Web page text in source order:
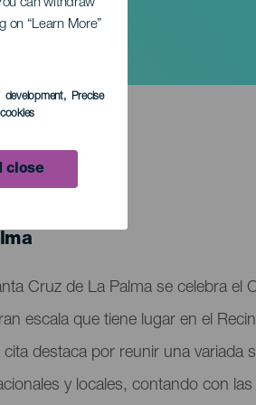
can withdraw
on “Learn More”
development, Precise
close
Cruz de La Palma se celebra el
escala que tiene lugar en el
destaca por reunir una variada
y locales, contando con las